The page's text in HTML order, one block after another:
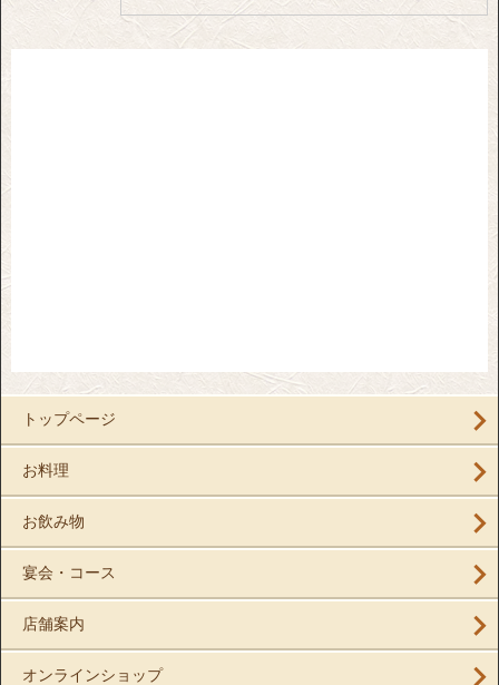
トップページ
お料理
お飲み物
宴会・コース
店舗案内
オンラインショップ